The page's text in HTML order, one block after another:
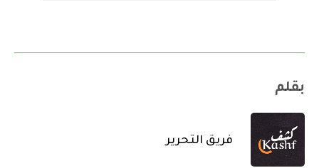
بقلم
فريق التحرير